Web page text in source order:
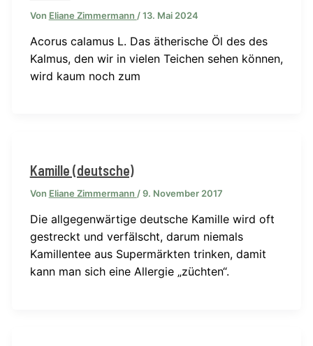
Von Eliane Zimmermann /13. Mai 2024
Acorus calamus L. Das ätherische Öl des des
Kalmus, den wir in vielen Teichen sehen können,
wird kaum noch zum
Kamille (deutsche)
Von Eliane Zimmermann /9. November 2017
Die allgegenwärtige deutsche Kamille wird oft
gestreckt und verfälscht, darum niemals
Kamillentee aus Supermärkten trinken, damit
kann man sich eine Allergie „züchten“.